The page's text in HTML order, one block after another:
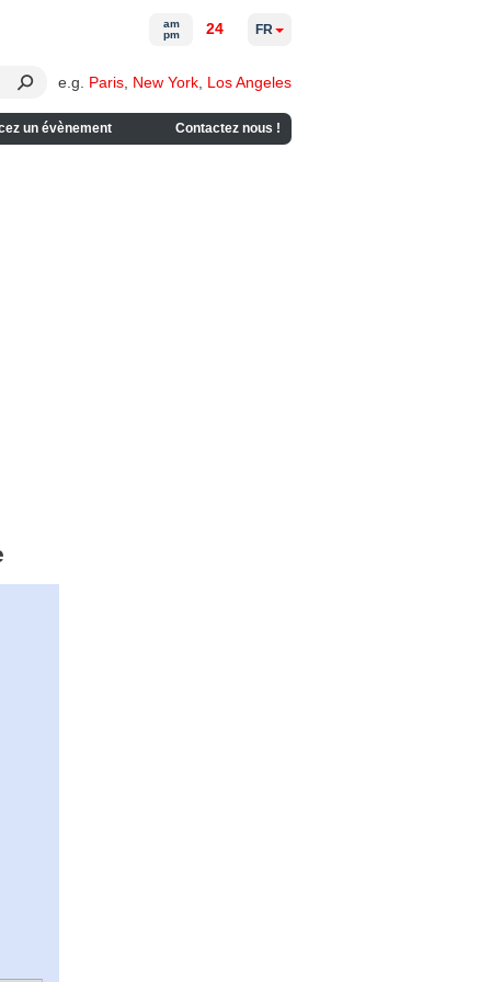
e.g. Paris New York Los Angeles
un évènement Contactez nous !
am
pm
24 FR